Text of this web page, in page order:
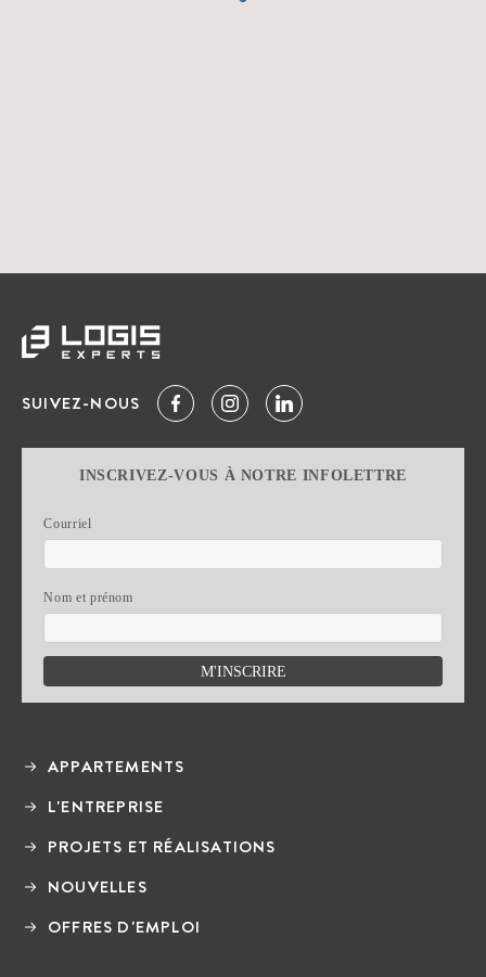
SUIVEZ-NOUS
INSCRIVEZ-VOUS À NOTRE INFOLETTRE
Courriel
Nom et prénom
APPARTEMENTS
L'ENTREPRISE
PROJETS ET RÉALISATIONS
NOUVELLES
OFFRES D'EMPLOI